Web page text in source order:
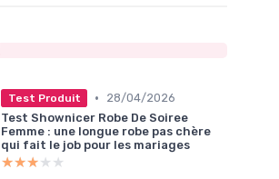
Test Produit •
28/04/2026
Test Shownicer Robe De Soiree
Femme : une longue robe pas chère
qui fait le job pour les mariages
★★★★★
★★★★★